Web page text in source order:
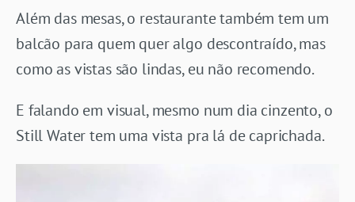
Além das mesas, o restaurante também tem um
balcão para quem quer algo descontraído, mas
como as vistas são lindas, eu não recomendo.
E falando em visual, mesmo num dia cinzento, o
Still Water tem uma vista pra lá de caprichada.